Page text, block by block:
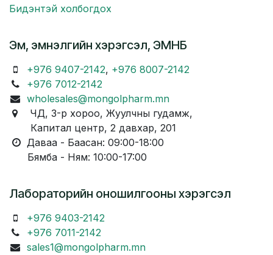
Бидэнтэй холбогдох
Эм, эмнэлгийн хэрэгсэл, ЭМНБ
+976 9407-2142, +976 8007-2142
+976 7012-2142
wholesales@mongolpharm.mn
ЧД, 3-р хороо, Жуулчны гудамж,
Капитал центр, 2 давхар, 201
Даваа - Баасан: 09:00-18:00
Бямба - Ням: 10:00-17:00
Лабораторийн оношилгооны хэрэгсэл
+976 9403-2142
+976 7011-2142
sales1@mongolpharm.mn